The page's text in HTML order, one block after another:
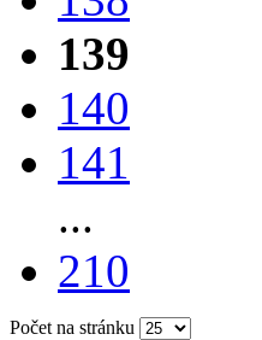
139
140
141
...
210
Počet na stránku